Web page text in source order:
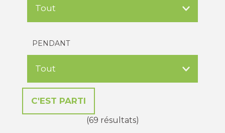
PENDANT
(69 résultats)